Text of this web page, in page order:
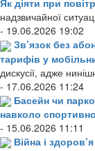
Як діяти при
надзвичайної
- 19.06.2026 19:02
Зв’язок без
тарифів у
дискусії, адже
- 17.06.2026 11:24
Басейн чи
навколо
- 15.06.2026 11:11
Війна і